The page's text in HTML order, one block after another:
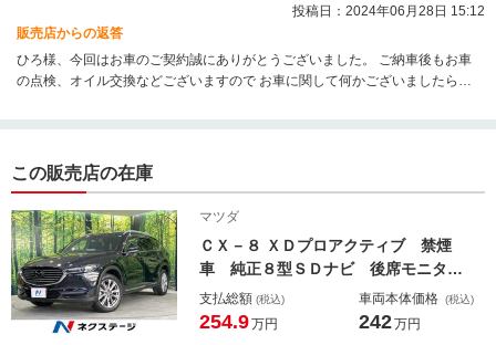
投稿日：2024年06月28日 15:12
販売店からの返答
ひろ様、今回はお車のご契約誠にありがとうございました。 ご納車後もお車
の点検、オイル交換などございますので お車に関して何かございましたらい
この販売店の在庫
マツダ
ＣＸ－８ ＸＤプロアクティブ 禁煙
車 純正８型ＳＤナビ 後席モニタ
ー 全周囲カメラ 衝突被害軽減シス
テム レーダークルーズ 前席中列シ
支払総額 (税込)
254.9万円
車両本体価格 (税込)
242万円